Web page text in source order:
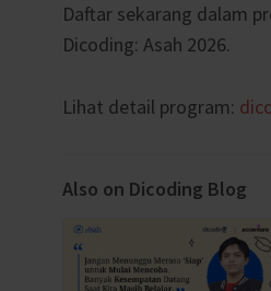
Daftar sekarang dalam
Dicoding: Asah 2026.
Lihat detail program:
Also on Dicoding Blog